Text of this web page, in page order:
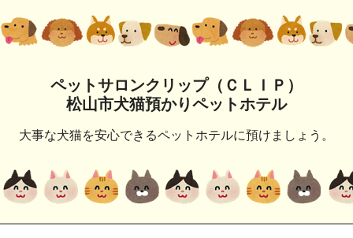
ペットサロンクリップ（ＣＬＩＰ）
松山市犬猫預かりペットホテル
大事な犬猫を安心できるペットホテルに預けましょう。